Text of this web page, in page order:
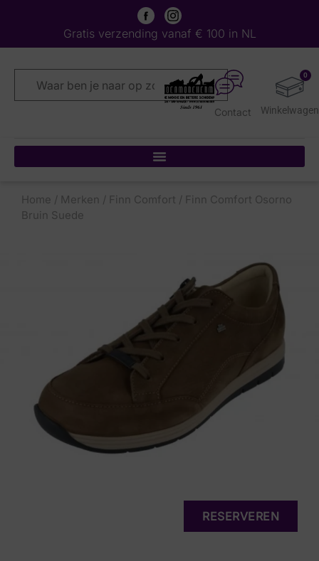
Gratis verzending vanaf € 100 in NL
0
Contact
Home / Merken / Finn Comfort / Finn Comfort Osorno
Bruin Suede
RESERVEREN